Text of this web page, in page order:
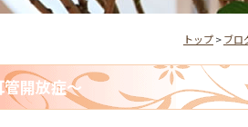
トップ>ブロ
開放症～